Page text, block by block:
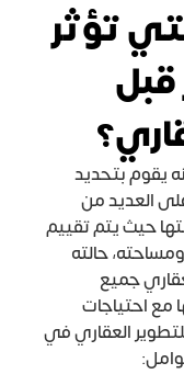
تؤثر
قبل
يقوم بتحديد
على العديد من
حيث يتم تقييم
حالته
جميع
مع احتياجات
العقاري في